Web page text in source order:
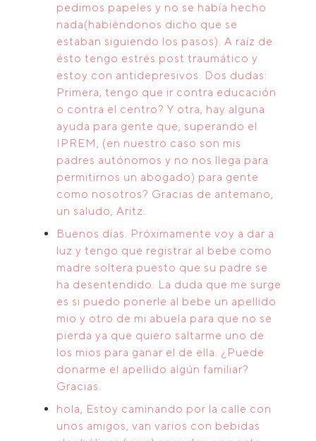
pedimos papeles y no se había hecho
nada(habiéndonos dicho que se
estaban siguiendo los pasos). A raíz de
ésto tengo estrés post traumático y
estoy con antidepresivos. Dos dudas:
Primera, tengo que ir contra educación
o contra el centro? Y otra, hay alguna
ayuda para gente que, superando el
IPREM, (en nuestro caso son mis
padres autónomos y no nos llega para
permitirnos un abogado) para gente
como nosotros? Gracias de antemano,
un saludo, Aritz.
Buenos días. Próximamente voy a dar a
luz y tengo que registrar al bebe como
madre soltera puesto que su padre se
ha desentendido. La duda que me surge
es si puedo ponerle al bebe un apellido
mio y otro de mi abuela para que no se
pierda ya que quiero saltarme uno de
los mios para ganar el de ella. ¿Puede
donarme el apellido algún familiar?
Gracias.
hola, Estoy caminando por la calle con
unos amigos, van varios con bebidas